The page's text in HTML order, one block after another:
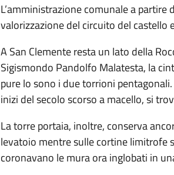
L’amministrazione comunale a
valorizzazione del circuito del castello
A San Clemente resta un lato della
Sigismondo Pandolfo Malatesta, la
pure lo sono i due torrioni
inizi del secolo scorso a macello, si
La torre portaia, inoltre, conserva
levatoio mentre sulle cortine limitrofe
coronavano le mura ora inglobati in